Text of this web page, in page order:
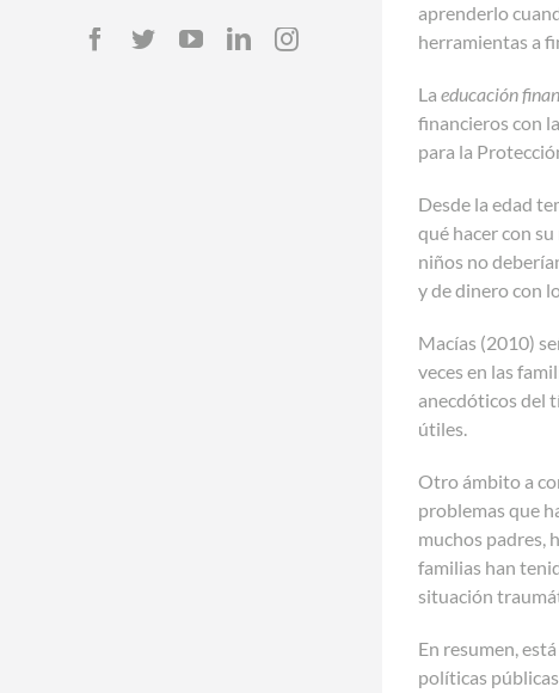
Facebook
TwitterYouTubeLinkedinInstagram
aprenderlo
herramientas a
La educación
financieros con
para la
Desde la edad
qué hacer con
niños no
y de dinero con
Macías (2010)
veces en las
anecdóticos del
útiles.
Otro ámbito a
problemas que
muchos padres,
familias han
situación
En resumen,
políticas